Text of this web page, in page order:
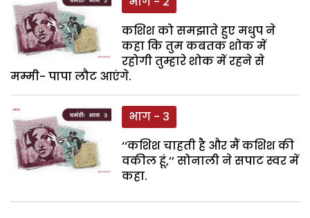
कशिश को समझाते हुए मधुप ने
कहा कि तुम कबतक शोक में
रहोगी तुम्हारे शोक में रहने से
मम्मी- पापा लौट आएंगे.
भाग - 3
‘‘कशिश चाहती है और मैं कशिश की
वकील हूं,’’ सोनाली ने सपाट स्वर में
कहा.